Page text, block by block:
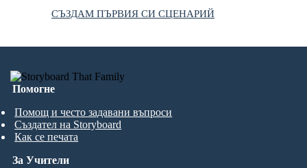
СЪЗДАМ ПЪРВИЯ СИ СЦЕНАРИЙ
Помогне
Помощ и често задавани въпроси
Създател на Storyboard
Как се печата
За Учители